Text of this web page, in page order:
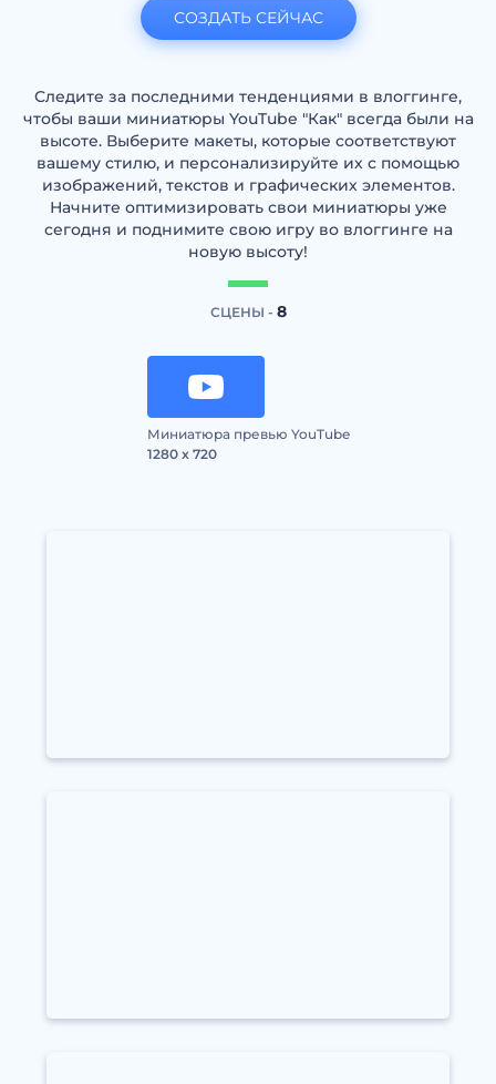
Следите за последними тенденциями в влоггинге,
чтобы ваши миниатюры YouTube "Как" всегда были на
высоте. Выберите макеты, которые соответствуют
вашему стилю, и персонализируйте их с помощью
изображений, текстов и графических элементов.
Начните оптимизировать свои миниатюры уже
сегодня и поднимите свою игру во влоггинге на
новую высоту!
СЦЕНЫ - 8
Миниатюра превью YouTube
1280 x 720
СОЗДАТЬ СЕЙЧАС